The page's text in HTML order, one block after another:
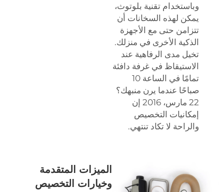
وباستخدام تقنية بلوتوث،
يمكن لهذه السخانات أن
تتزامن حتى مع الأجهزة
الذكية الأخرى في منزلك.
تخيل مدى الرفاهية عند
الاستيقاظ في غرفة دافئة
تمامًا في الساعة 10
صباحًا عندما يرن منبهك؟
22 مارس، 2016 إن
إمكانيات التخصيص
والراحة لا تكاد تنتهي.
الميزات المتقدمة
وخيارات التخصيص